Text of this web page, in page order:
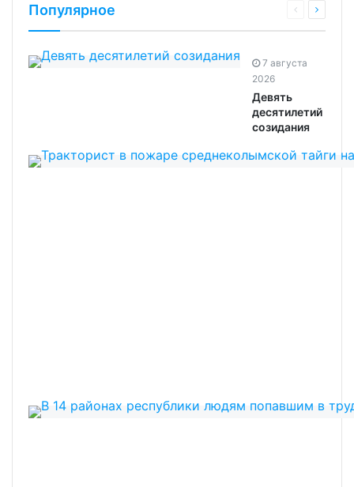
Популярное
7 августа
2026
Девять
десятилетий
созидания